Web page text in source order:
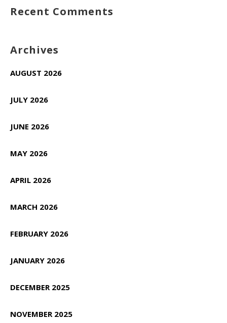
Recent Comments
Archives
AUGUST 2026
JULY 2026
JUNE 2026
MAY 2026
APRIL 2026
MARCH 2026
FEBRUARY 2026
JANUARY 2026
DECEMBER 2025
NOVEMBER 2025